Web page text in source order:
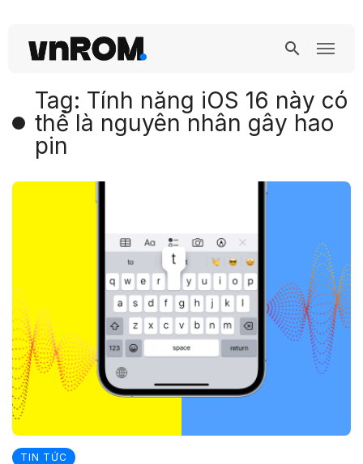
Tag: Tính năng iOS 16 này có
thể là nguyên nhân gây hao
pin
TIN TỨC